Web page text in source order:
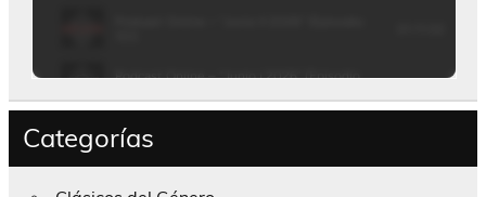
Categorías